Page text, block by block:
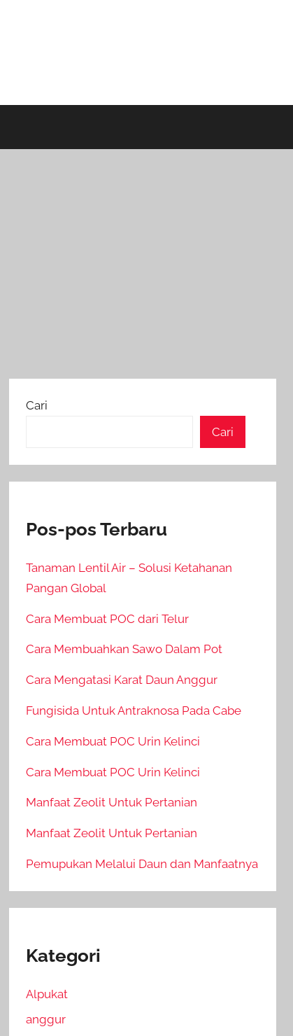
Cari
Cari
Pos-pos Terbaru
Tanaman Lentil Air – Solusi Ketahanan
Pangan Global
Cara Membuat POC dari Telur
Cara Membuahkan Sawo Dalam Pot
Cara Mengatasi Karat Daun Anggur
Fungisida Untuk Antraknosa Pada Cabe
Cara Membuat POC Urin Kelinci
Cara Membuat POC Urin Kelinci
Manfaat Zeolit Untuk Pertanian
Manfaat Zeolit Untuk Pertanian
Pemupukan Melalui Daun dan Manfaatnya
Kategori
Alpukat
anggur